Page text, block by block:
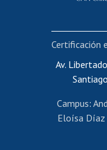
Av.
Campus:
Eloísa Díaz
Certificación